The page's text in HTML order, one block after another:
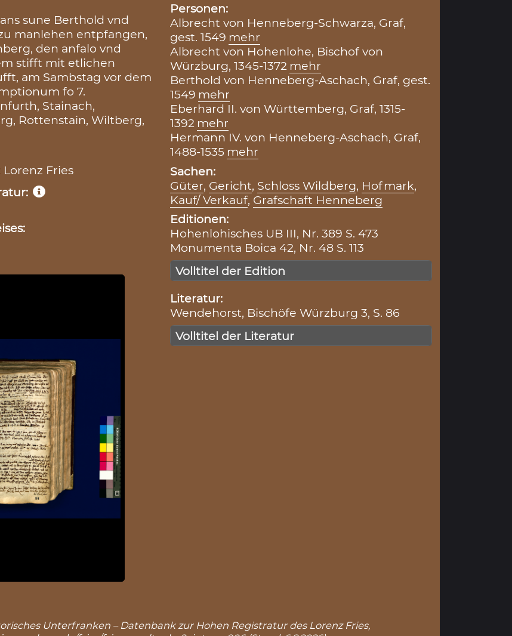
sune Berthold vnd
manlehen entpfangen,
den anfalo vnd
stifft mit etlichen
am Sambstag vor dem
fo 7.
Stainach,
Rottenstain, Wiltberg,
Lorenz Fries
Personen:
Albrecht von Henneberg-Schwarza, Graf,
gest. 1549 mehr
Albrecht von Hohenlohe, Bischof von
Würzburg, 1345-1372 mehr
Berthold von Henneberg-Aschach, Graf, gest.
1549 mehr
Eberhard II. von Württemberg, Graf, 1315-
1392 mehr
Hermann IV. von Henneberg-Aschach, Graf,
1488-1535 mehr
Sachen:
Güter, Gericht, Schloss Wildberg, Hofmark,
Kauf/ Verkauf, Grafschaft Henneberg
Editionen:
Hohenlohisches UB III, Nr. 389 S. 473
Monumenta Boica 42, Nr. 48 S. 113
Volltitel der Edition
Literatur:
Wendehorst, Bischöfe Würzburg 3, S. 86
Volltitel der Literatur
Unterfranken – Datenbank zur Hohen Registratur des Lorenz Fries,